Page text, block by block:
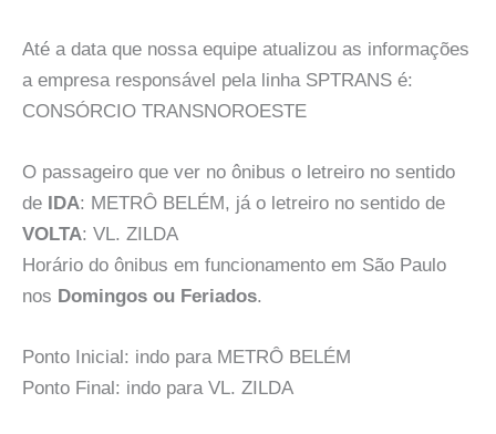
Até a data que nossa equipe atualizou as informações
a empresa responsável pela linha SPTRANS é:
CONSÓRCIO TRANSNOROESTE
O passageiro que ver no ônibus o letreiro no sentido
de
IDA: METRÔ BELÉM, já o letreiro no sentido de
VOLTA: VL. ZILDA
Horário do ônibus em funcionamento em São Paulo
nos Domingos ou Feriados.
Ponto Inicial: indo para METRÔ BELÉM
Ponto Final: indo para VL. ZILDA